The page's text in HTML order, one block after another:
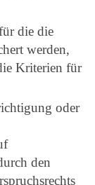
die die
werden,
Kriterien für
oder
den